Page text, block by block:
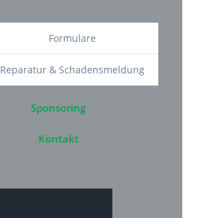
Formulare
Reparatur & Schadensmeldung
Sponsoring
Kontakt